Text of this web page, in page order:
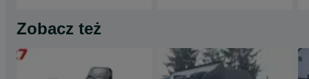
Zobacz też